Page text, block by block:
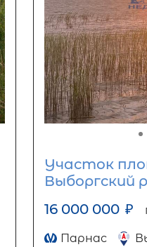
Участок
Выборгский
16 000 000 ₽
Парнас